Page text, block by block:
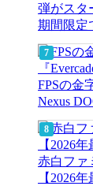
弾がスタ
期間限定
FPSの金
Nexus
赤白ファ
【2026年